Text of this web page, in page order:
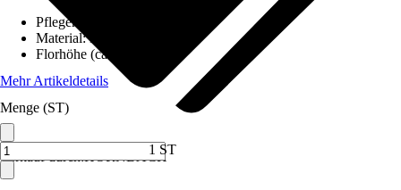
Verkauf durch:HORNBACH
Pflegehinweis
Material:Baumwolle
Florhöhe (ca.)
Mehr Artikeldetails
Menge (ST)
1 ST